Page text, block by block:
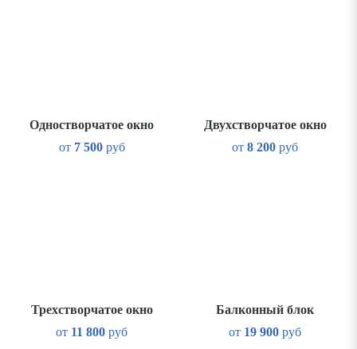
Одностворчатое окно
от 7 500руб
Двухстворчатое окно
от8 200 руб
Трехстворчатое окно
от 11 800 руб
Балконный блок
от 19 900 руб